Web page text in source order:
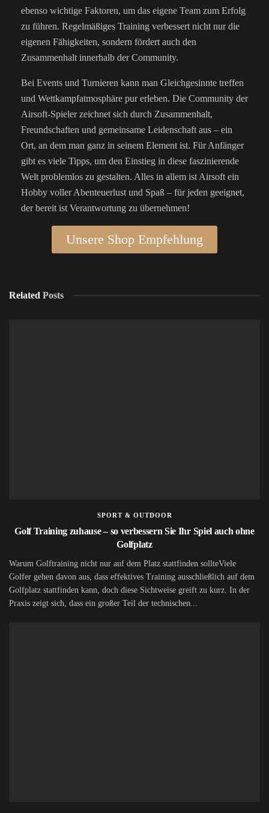
ebenso wichtige Faktoren, um das eigene Team zum Erfolg
zu führen. Regelmäßiges Training verbessert nicht nur die
eigenen Fähigkeiten, sondern fördert auch den
Zusammenhalt innerhalb der Community.
Bei Events und Turnieren kann man Gleichgesinnte treffen
und Wettkampfatmosphäre pur erleben. Die Community der
Airsoft-Spieler zeichnet sich durch Zusammenhalt,
Freundschaften und gemeinsame Leidenschaft aus – ein
Ort, an dem man ganz in seinem Element ist. Für Anfänger
gibt es viele Tipps, um den Einstieg in diese faszinierende
Welt problemlos zu gestalten. Alles in allem ist Airsoft ein
Hobby voller Abenteuerlust und Spaß – für jeden geeignet,
der bereit ist Verantwortung zu übernehmen!
Unsere Shop Empfehlung
Related Posts
SPORT & OUTDOOR
Golf Training zuhause – so verbessern Sie Ihr Spiel auch ohne
Golfplatz
Warum Golftraining nicht nur auf dem Platz stattfinden sollteViele
Golfer gehen davon aus, dass effektives Training ausschließlich auf dem
Golfplatz stattfinden kann, doch diese Sichtweise greift zu kurz. In der
Praxis zeigt sich, dass ein großer Teil der technischen...